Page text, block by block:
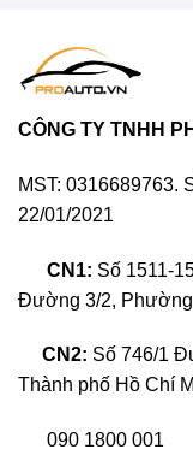
CÔNG TY TNHH
MST: 0316689763.
22/01/2021
CN1: Số 1511-
Đường 3/2, Phường
CN2: Số 746/1
Thành phố Hồ Chí
090 1800 001